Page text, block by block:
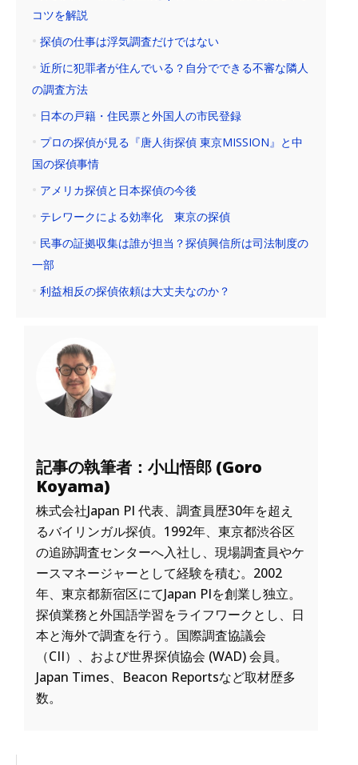
コツを解説
探偵の仕事は浮気調査だけではない
近所に犯罪者が住んでいる？自分でできる不審な隣人
の調査方法
日本の戸籍・住民票と外国人の市民登録
プロの探偵が見る『唐人街探偵 東京MISSION』と中
国の探偵事情
アメリカ探偵と日本探偵の今後
テレワークによる効率化 東京の探偵
民事の証拠収集は誰が担当？探偵興信所は司法制度の
一部
利益相反の探偵依頼は大丈夫なのか？
記事の執筆者：小山悟郎 (Goro
Koyama)
株式会社Japan PI 代表、調査員歴30年を超え
るバイリンガル探偵。1992年、東京都渋谷区
の追跡調査センターへ入社し、現場調査員やケ
ースマネージャーとして経験を積む。2002
年、東京都新宿区にてJapan PIを創業し独立。
探偵業務と外国語学習をライフワークとし、日
本と海外で調査を行う。国際調査協議会
（CII）、および世界探偵協会 (WAD) 会員。
Japan Times、Beacon Reportsなど取材歴多
数。